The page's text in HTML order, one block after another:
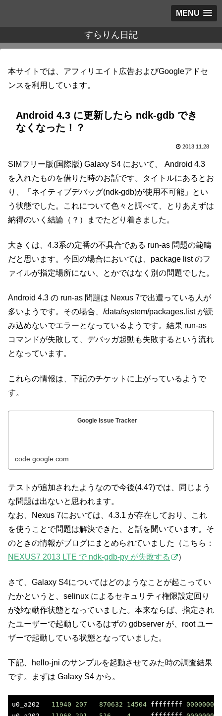
MENU
すらりん日記
本サイトでは、アフィリエイト広告およびGoogleアドセ
ンスを利用しています。
Android 4.3 に更新したら ndk-gdb でき
なくなった！？
2013.11.28
SIMフリー版(国際版) Galaxy S4 において、 Android 4.3
を入れたものを借りた時のお話です。タイトルにあるとお
り、「ネイティブデバッグ(ndk-gdb)が使用不可能」とい
う状態でした。これについて色々と調べて、とりあえずは
納得のいく結論（？）までたどり着きました。
大きくは、4.3系の定番の不具合である run-as 問題の範疇
だと思います。今回の場合においては、package list のフ
ァイルが指定場所にない、とかではなく別の問題でした。
Android 4.3 の run-as 問題は Nexus 7で出遭っている人が
多いようです。その場合、/data/system/packages.list が読
み込めないでエラーとなっているようです。結果 run-as
コマンドが失敗して、デバッガ起動も失敗するという流れ
となっています。
これらの情報は、下記のチケットに上がっているようで
す。
Google Issue Tracker
code.google.com
テストが追加されたようなので今後(4.4?)では、同じよう
な問題は出ないと思われます。
なお、Nexus 7においては、4.3.1 が存在しており、これ
を使うことで問題は解決できた、と話を聞いています。そ
のときの情報がブログにまとめられていました（こちら：
NEXUS7 2013 LTE で ndk-gdb-py が失敗する
）
さて、Galaxy S4についてはどのようなことが起こってい
たかというと、selinux によるセキュリティ権限設定回り
が妙な動作状態となっていました。本来ならば、指定され
たユーザーで起動しているはずの gdbserver が、root ユー
ザーで起動している状態となっていました。
下記、hello-jni のサンプルを起動させてみた時の調査結果
です。まずは Galaxy S4 から。
u0_a202 11940 207 870632 14504 ffffffff 00000000